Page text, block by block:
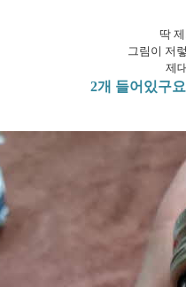
딱
그림이 저
제
2개 들어있구